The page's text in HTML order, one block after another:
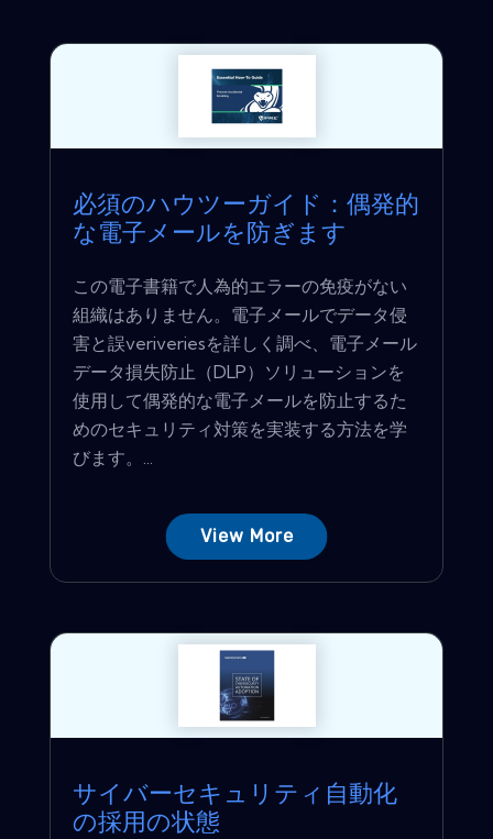
必須のハウツーガイド：偶発的
な電子メールを防ぎます
この電子書籍で人為的エラーの免疫がない
組織はありません。電子メールでデータ侵
害と誤veriveriesを詳しく調べ、電子メール
データ損失防止（DLP）ソリューションを
使用して偶発的な電子メールを防止するた
めのセキュリティ対策を実装する方法を学
びます。...
View More
サイバーセキュリティ自動化
の採用の状態